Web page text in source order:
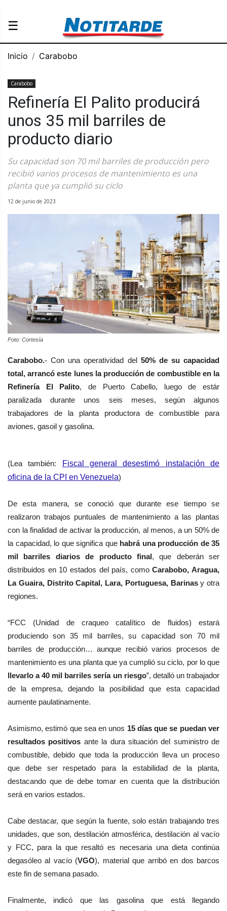
☰
Inicio Carabobo
Carabobo
Refinería El Palito producirá
unos 35 mil barriles de
producto diario
Su capacidad son 70 mil barriles de producción pero
recibió varios procesos de mantenimiento es una
planta que ya cumplió su ciclo
12 de junio de 2023
Foto: Cortesía
Carabobo.- Con una operatividad del50% de su capacidad
total, arrancó este lunes la producción de combustible en la
Refinería El Palito, de Puerto Cabello, luego de estár
paralizada durante unos seis meses, según algunos
trabajadores de la planta productora de combustible para
aviones, gasoil y gasolina.
(Lea también:
Fiscal general desestimó instalación de
oficina de la CPI en Venezuela)
De esta manera, se conoció que durante ese tiempo se
realizaron trabajos puntuales de mantenimiento a las plantas
con la finalidad de activar la producción, al menos, a un 50% de
la capacidad, lo que significa quehabrá una producción de 35
mil barriles diarios de producto final, que deberán ser
distribuidos en 10 estados del país, comoCarabobo, Aragua,
La Guaira, Distrito Capital, Lara, Portuguesa, Barinasy otra
regiones.
“FCC (Unidad de craqueo catalítico de fluidos) estará
produciendo son 35 mil barriles, su capacidad son 70 mil
barriles de producción… aunque recibió varios procesos de
mantenimiento es una planta que ya cumplió su ciclo, por lo que
llevarlo a 40 mil barriles sería un riesgo”, detalló un trabajador
de la empresa, dejando la posibilidad que esta capacidad
aumente paulatinamente.
Asimismo, estimó que sea en unos 15 días que se puedan ver
resultados positivos ante la dura situación del suministro de
combustible, debido que toda la producción lleva un proceso
que debe ser respetado para la estabilidad de la planta,
destacando que de debe tomar en cuenta que la distribución
será en varios estados.
Cabe destacar, que según la fuente, solo están trabajando tres
unidades, que son, destilación atmosférica, destilación al vacío
y FCC, para la que resaltó es necesaria una dieta continúa
degasóleo al vacío (VGO), material que arribó en dos barcos
este fin de semana pasado.
Finalmente, indicó que las gasolina que está llegando